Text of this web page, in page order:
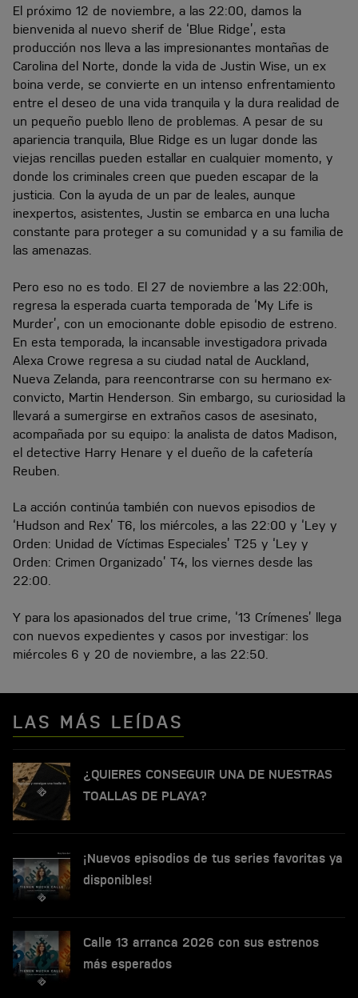
El próximo 12 de noviembre, a las 22:00, damos la
bienvenida al nuevo sherif de ‘Blue Ridge’, esta
producción nos lleva a las impresionantes montañas de
Carolina del Norte, donde la vida de Justin Wise, un ex
boina verde, se convierte en un intenso enfrentamiento
entre el deseo de una vida tranquila y la dura realidad de
un pequeño pueblo lleno de problemas. A pesar de su
apariencia tranquila, Blue Ridge es un lugar donde las
viejas rencillas pueden estallar en cualquier momento, y
donde los criminales creen que pueden escapar de la
justicia. Con la ayuda de un par de leales, aunque
inexpertos, asistentes, Justin se embarca en una lucha
constante para proteger a su comunidad y a su familia de
las amenazas.
Pero eso no es todo. El 27 de noviembre a las 22:00h,
regresa la esperada cuarta temporada de ‘My Life is
Murder’, con un emocionante doble episodio de estreno.
En esta temporada, la incansable investigadora privada
Alexa Crowe regresa a su ciudad natal de Auckland,
Nueva Zelanda, para reencontrarse con su hermano ex-
convicto, Martin Henderson. Sin embargo, su curiosidad la
llevará a sumergirse en extraños casos de asesinato,
acompañada por su equipo: la analista de datos Madison,
el detective Harry Henare y el dueño de la cafetería
Reuben.
La acción continúa también con nuevos episodios de
‘Hudson and Rex’ T6, los miércoles, a las 22:00 y ‘Ley y
Orden: Unidad de Víctimas Especiales’ T25 y ‘Ley y
Orden: Crimen Organizado’ T4, los viernes desde las
22:00.
Y para los apasionados del true crime, ‘13 Crímenes’ llega
con nuevos expedientes y casos por investigar: los
miércoles 6 y 20 de noviembre, a las 22:50.
LAS MÁS LEÍDAS
¿QUIERES CONSEGUIR UNA DE NUESTRAS
TOALLAS DE PLAYA?
¡Nuevos episodios de tus series favoritas ya
disponibles!
Calle 13 arranca 2026 con sus estrenos
más esperados